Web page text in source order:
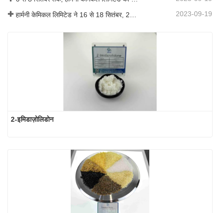
2023-09-19
2-इमिडाज़ोलिडोन